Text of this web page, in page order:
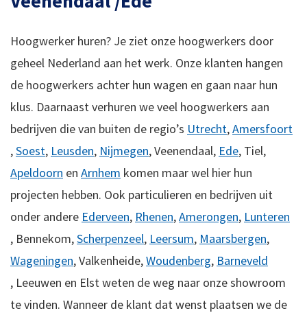
Hoogwerker huren? Je ziet onze hoogwerkers door
geheel Nederland aan het werk. Onze klanten hangen
de hoogwerkers achter hun wagen en gaan naar hun
klus. Daarnaast verhuren we veel hoogwerkers aan
bedrijven die van buiten de regio’s Utrecht,Amersfoort
,Soest, Leusden, Nijmegen, Veenendaal, Ede, Tiel,
Apeldoorn en Arnhem komen maar wel hier hun
projecten hebben. Ook particulieren en bedrijven uit
onder andere Ederveen, Rhenen,Amerongen, Lunteren
, Bennekom,Scherpenzeel, Leersum, Maarsbergen,
Wageningen,Valkenheide,Woudenberg, Barneveld
, Leeuwen en Elst weten de weg naar onze showroom
te vinden. Wanneer de klant dat wenst plaatsen we de